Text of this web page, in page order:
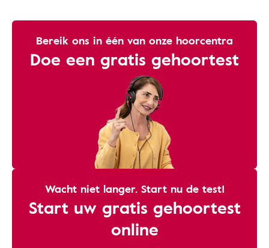
Bereik ons ​​in één van onze hoorcentra
Doe een gratis gehoortest
Wacht niet langer. Start nu de test!
Start uw gratis gehoortest
online